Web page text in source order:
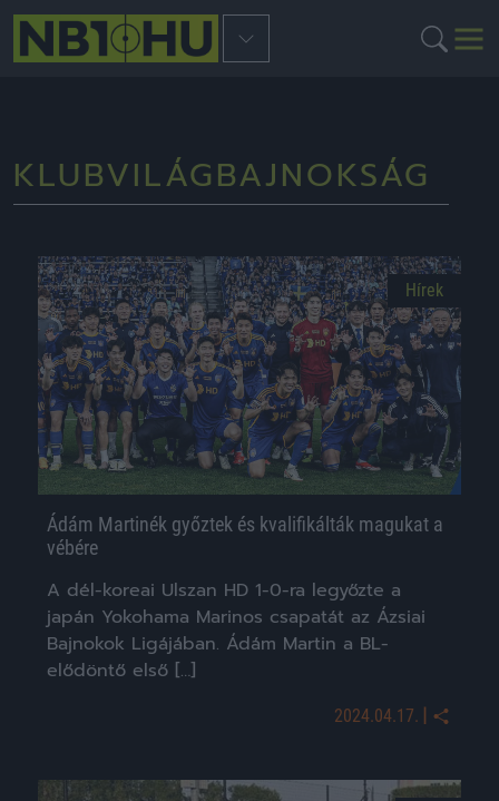
KLUBVILÁGBAJNOKSÁG
Hírek
Ádám Martinék győztek és kvalifikálták magukat a
vébére
A dél-koreai Ulszan HD 1-0-ra legyőzte a
japán Yokohama Marinos csapatát az Ázsiai
Bajnokok Ligájában. Ádám Martin a BL-
elődöntő első […]
2024.04.17. |